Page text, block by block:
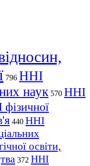
796 ННІ
наук 570 ННІ
440 ННІ
освіти,
372 ННІ